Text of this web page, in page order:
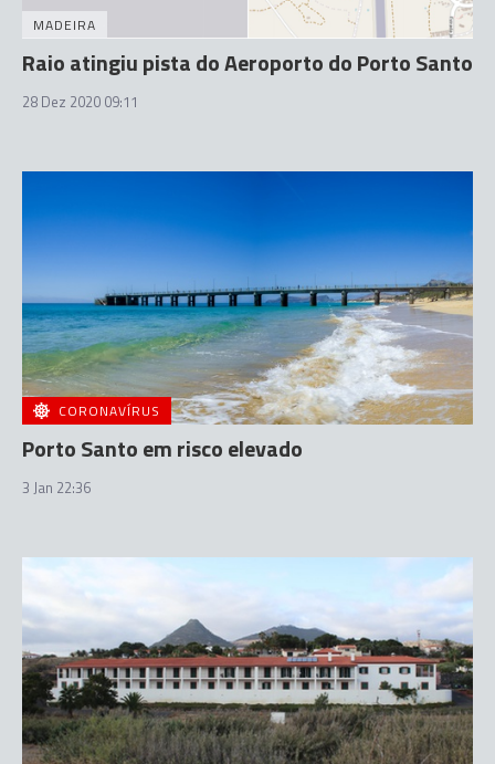
MADEIRA
Raio atingiu pista do Aeroporto do Porto Santo
28 Dez 2020 09:11
CORONAVÍRUS
Porto Santo em risco elevado
3 Jan 22:36